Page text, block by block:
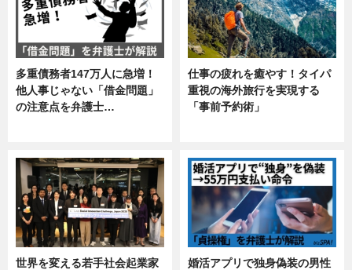
多重債務者147万人に急増！
他人事じゃない「借金問題」
の注意点を弁護士…
仕事の疲れを癒やす！タイパ
重視の海外旅行を実現する
「事前予約術」
世界を変える若手社会起業家
婚活アプリで独身偽装の男性